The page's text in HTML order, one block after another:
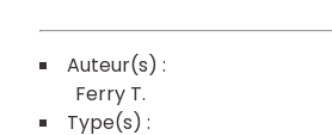
Ferry T